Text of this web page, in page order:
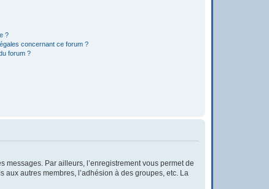
?
concernant ce forum ?
forum ?
messages. Par ailleurs, l’enregistrement vous permet de
autres membres, l’adhésion à des groupes, etc. La